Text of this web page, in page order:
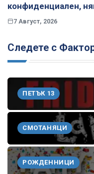
конфиденциален,
7 Август, 2026
Следете с
ПЕТЪК 13
СМОТАНЯЦИ
РОЖДЕННИЦИ